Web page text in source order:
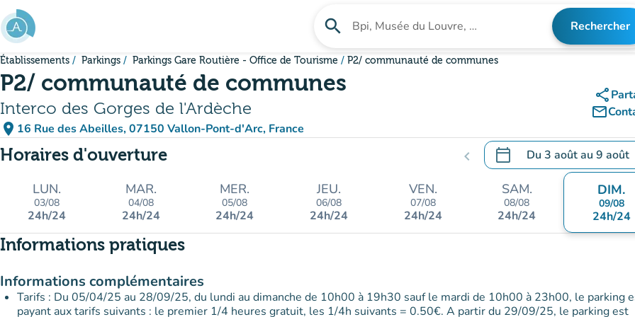
Aller au contenu principal
search Rechercher un établissement Rechercher
Établissements Parkings Parkings Gare Routière - Office de Tourisme P2/ communauté de communes
P2/ communauté de communes
Interco des Gorges de l'Ardèche
place 16 Rue des Abeilles, 07150 Vallon-Pont-d'Arc, France
(ouvrir dans Google Maps)
(nouvel onglet)
share
mail_outline
Horaires d'ouverture chevron_left calendar_today Du 3 aoûtau 9 août
.Ouvrir le calendrier pour
LUN.
03/08
24h/24
MAR.
04/08
24h/24
MER.
05/08
24h/24
JEU.
06/08
24h/24
VEN.
07/08
24h/24
SAM.
08/08
24h/24
DIM.
09/08
24h/24
Informations pratiques
Informations complémentaires
Tarifs : Du 05/04/25 au 28/09/25, du lundi au dimanche de 10h00 à 19h30 sauf le mardi de 10h00 à 23h00, le parking
payant aux tarifs suivants : le premier 1/4 heures gratuit, les 1/4h suivants = 0.50€. A partir du 29/09/25, le parking est